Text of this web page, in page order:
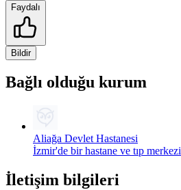
Faydalı
Bildir
Bağlı olduğu kurum
Aliağa Devlet Hastanesi
İzmir'de bir hastane ve tıp merkezi
İletişim bilgileri